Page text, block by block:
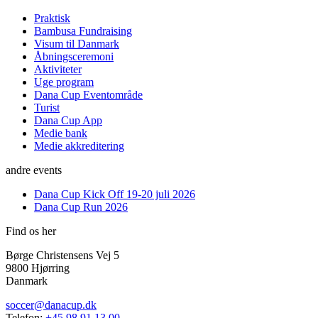
Praktisk
Bambusa Fundraising
Visum til Danmark
Åbningsceremoni
Aktiviteter
Uge program
Dana Cup Eventområde
Turist
Dana Cup App
Medie bank
Medie akkreditering
andre events
Dana Cup Kick Off 19-20 juli 2026
Dana Cup Run 2026
Find os her
Børge Christensens Vej 5
9800 Hjørring
Danmark
soccer@danacup.dk